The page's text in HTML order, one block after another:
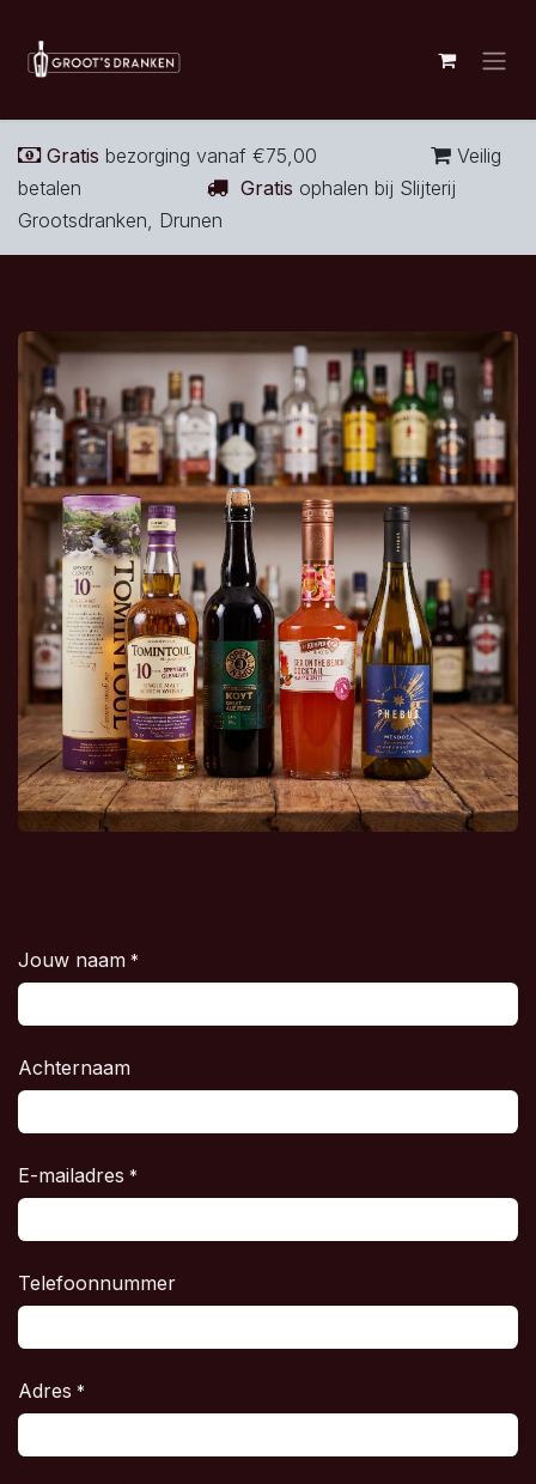
Gratis bezorging vanaf €75,00
Veilig
betalen
Gratis ophalen bij Slijterij
Grootsdranken, Drunen
Jouw naam *
Achternaam
E-mailadres *
Telefoonnummer
Adres *